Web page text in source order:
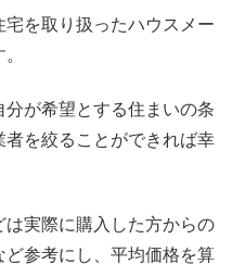
を取り扱ったハウスメー
が希望とする住まいの条
を絞ることができれば幸
は実際に購入した方からの
参考にし、平均価格を算